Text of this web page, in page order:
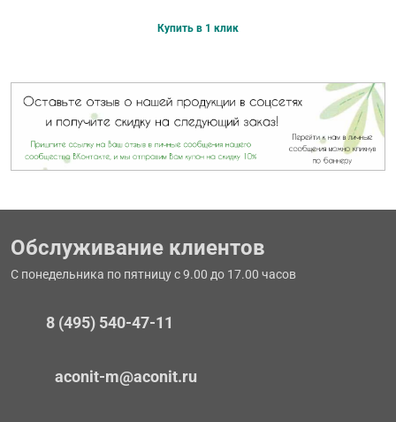
Купить в 1 клик
Обслуживание клиентов
С понедельника по пятницу с 9.00 до 17.00 часов
8 (495) 540-47-11
aconit-m@aconit.ru